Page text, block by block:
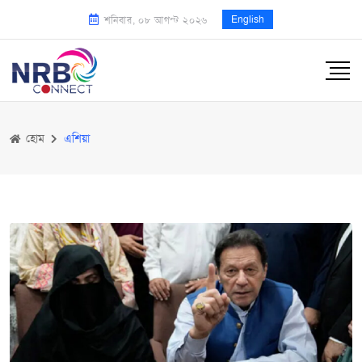
শনিবার, ০৮ আগস্ট ২০২৬ English
হোম এশিয়া